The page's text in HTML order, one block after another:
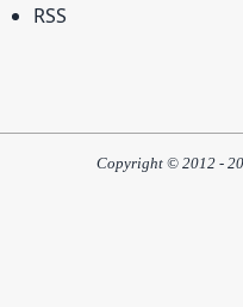
RSS
Copyright © 2012 -